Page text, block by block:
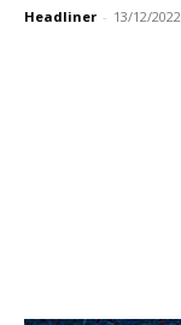
Headliner - 13/12/2022